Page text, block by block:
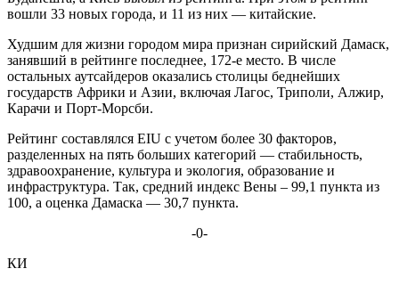
вошли 33 новых города, и 11 из них — китайские.
Худшим для жизни городом мира признан сирийский Дамаск,
занявший в рейтинге последнее, 172-е место. В числе
остальных аутсайдеров оказались столицы беднейших
государств Африки и Азии, включая Лагос, Триполи, Алжир,
Карачи и Порт-Морсби.
Рейтинг составлялcя EIU с учетом более 30 факторов,
разделенных на пять больших категорий — стабильность,
здравоохранение, культура и экология, образование и
инфраструктура. Так, средний индекс Вены – 99,1 пункта из
100, а оценка Дамаска — 30,7 пункта.
-0-
КИ